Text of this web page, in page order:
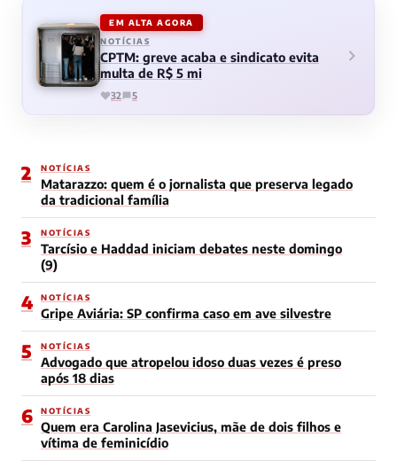
EM ALTA AGORA
NOTÍCIAS
CPTM: greve acaba e sindicato evita
multa de R$ 5 mi
32 5
2 NOTÍCIAS
Matarazzo: quem é o jornalista que preserva legado
da tradicional família
3 NOTÍCIAS
Tarcísio e Haddad iniciam debates neste domingo
(9)
4 NOTÍCIAS
Gripe Aviária: SP confirma caso em ave silvestre
5 NOTÍCIAS
Advogado que atropelou idoso duas vezes é preso
após 18 dias
6 NOTÍCIAS
Quem era Carolina Jasevicius, mãe de dois filhos e
vítima de feminicídio